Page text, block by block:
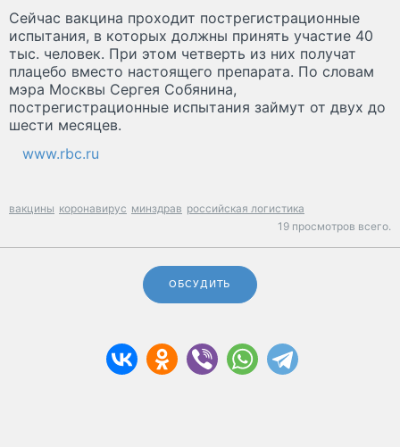
Сейчас вакцина проходит пострегистрационные
испытания, в которых должны принять участие 40
тыс. человек. При этом четверть из них получат
плацебо вместо настоящего препарата. По словам
мэра Москвы Сергея Собянина,
пострегистрационные испытания займут от двух до
шести месяцев.
www.rbc.ru
вакцины коронавирус минздрав российская логистика
19 просмотров всего.
ОБСУДИТЬ